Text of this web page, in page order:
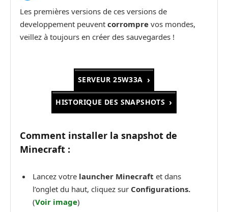
Les premières versions de ces versions de
developpement peuvent corrompre vos mondes,
veillez à toujours en créer des sauvegardes !
SERVEUR 25W33A
HISTORIQUE DES SNAPSHOTS
Comment installer la snapshot de
Minecraft :
Lancez votre launcher Minecraft et dans
l’onglet du haut, cliquez sur Configurations.
(Voir image)